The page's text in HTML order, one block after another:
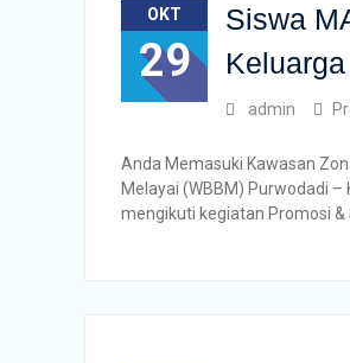
OKT
29
Siswa
Keluarga
admin
Anda Memasuki Kawasan
Melayai (WBBM) Purwodadi
mengikuti kegiatan Promosi